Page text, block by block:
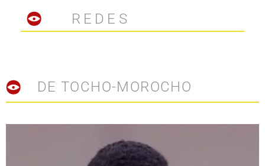
REDES
DE TOCHO-MOROCHO